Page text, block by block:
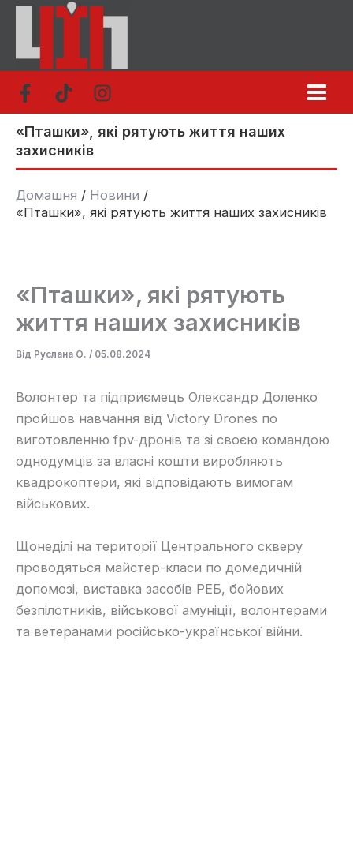
Перейти
вмісту
«Пташки», які рятують життя наших
захисників
Домашня
Новини
«Пташки», які рятують життя наших захисників
«Пташки», які рятують
життя наших захисників
Від Руслана О. / 05.08.2024
Волонтер та підприємець Олександр Доленко
пройшов навчання від Victory Drones по
виготовленню fpv-дронів та зі своєю командою
однодумців за власні кошти виробляють
квадрокоптери, які відповідають вимогам
військових.
Щонеділі на території Центрального скверу
проводяться майстер-класи по домедичній
допомозі, виставка засобів РЕБ, бойових
безпілотників, військової амуніції, волонтерами
та ветеранами російсько-української війни.